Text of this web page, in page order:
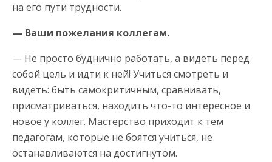
на его пути трудности.
— Ваши пожелания коллегам.
— Не просто буднично работать, а видеть перед
собой цель и идти к ней! Учиться смотреть и
видеть: быть самокритичным, сравнивать,
присматриваться, находить что-то интересное и
новое у коллег. Мастерство приходит к тем
педагогам, которые не боятся учиться, не
останавливаются на достигнутом.